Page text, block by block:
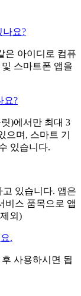
나요?
은 아이디로 컴퓨
스마트폰 앱을
요?
)에서만 최대 3
으며, 스마트 기
있습니다.
있습니다. 앱은
비스 품목으로 앱
외)
.
사용하시면 됩